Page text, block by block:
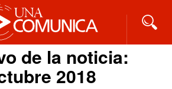
de la noticia:
2018